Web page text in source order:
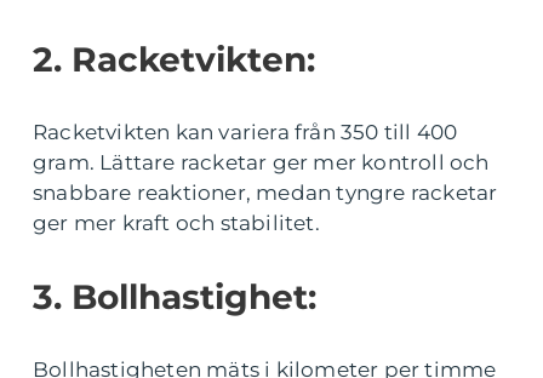
2. Racketvikten:
Racketvikten kan variera från 350 till 400
gram. Lättare racketar ger mer kontroll och
snabbare reaktioner, medan tyngre racketar
ger mer kraft och stabilitet.
3. Bollhastighet:
Bollhastigheten mäts i kilometer per timme